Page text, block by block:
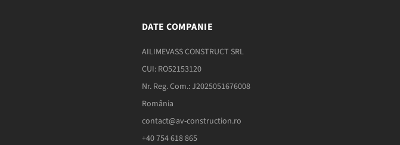
DATE COMPANIE
AILIMEVASS CONSTRUCT SRL
CUI: RO52153120
Nr. Reg. Com.: J2025051676008
România
contact@av-construction.ro
+40 754 618 865